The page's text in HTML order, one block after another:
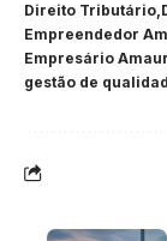
Direito Tributário
Empreendedor
Empresário
gestão de